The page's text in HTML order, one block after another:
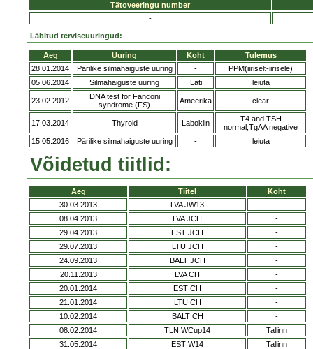
Tätoveeringu number
-
Läbitud terviseuuringud:
Aeg Uuring Koht
Tulemus
28.01.2014
Pärilike silmahaiguste uuring -
PPM(iiriselt-iirisele)
05.06.2014
Silmahaiguste uuring Läti leiuta
23.02.2012
DNA test for Fanconi
syndrome (FS)
Ameerika clear
17.03.2014 Thyroid Laboklin
T4 and TSH
normal,TgAA negative
15.05.2016
Pärilike silmahaiguste uuring - leiuta
Võidetud tiitlid:
Aeg Tiitel
Koht
30.03.2013
LVA JW13
-
08.04.2013
LVA JCH
-
29.04.2013
EST JCH
-
29.07.2013
LTU JCH
-
24.09.2013
BALT JCH
-
20.11.2013
LVA CH
-
20.01.2014
EST CH
-
21.01.2014
LTU CH
-
10.02.2014
BALT CH
-
08.02.2014
TLN WCup14
Tallinn
31.05.2014
EST W14
Tallinn